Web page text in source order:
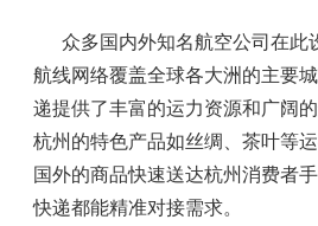
众多国内外知名航空公司在此
航线网络覆盖全球各大洲的主要
递提供了丰富的运力资源和广阔
杭州的特色产品如丝绸、茶叶等
国外的商品快速送达杭州消费者
快递都能精准对接需求。